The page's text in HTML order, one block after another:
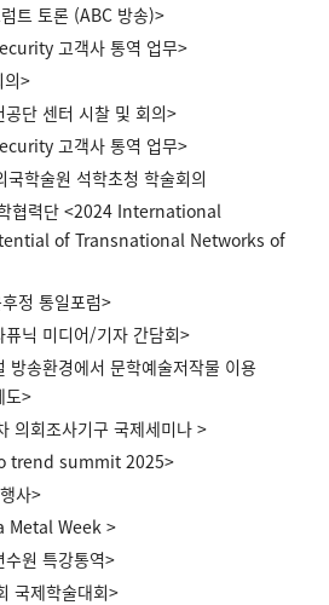
트 토론 (ABC 방송)>
고객사 통역 업무>
>
단 센터 시찰 및 회의>
고객사 통역 업무>
학술원 석학초청 학술회의
협력단 <2024 International
of Transnational Networks of
정 통일포럼>
퓨닉 미디어/기자 간담회>
방송환경에서 문학예술저작물 이용
도>
의회조사기구 국제세미나 >
trend summit 2025>
사>
Metal Week >
수원 특강통역>
국제학술대회>